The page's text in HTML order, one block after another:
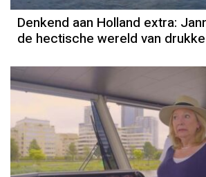
Denkend aan Holland extra:
de hectische wereld van